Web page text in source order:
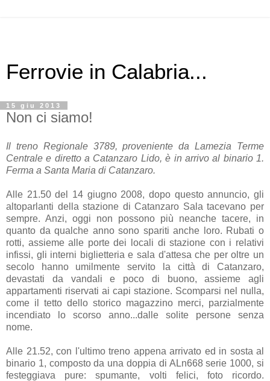
Ferrovie in Calabria...
15 giu 2013
Non ci siamo!
Il treno Regionale 3789, proveniente da Lamezia Terme
Centrale e diretto a Catanzaro Lido, è in arrivo al binario 1.
Ferma a Santa Maria di Catanzaro.
Alle 21.50 del 14 giugno 2008, dopo questo annuncio, gli
altoparlanti della stazione di Catanzaro Sala tacevano per
sempre. Anzi, oggi non possono più neanche tacere, in
quanto da qualche anno sono spariti anche loro. Rubati o
rotti, assieme alle porte dei locali di stazione con i relativi
infissi, gli interni biglietteria e sala d'attesa che per oltre un
secolo hanno umilmente servito la città di Catanzaro,
devastati da vandali e poco di buono, assieme agli
appartamenti riservati ai capi stazione. Scomparsi nel nulla,
come il tetto dello storico magazzino merci, parzialmente
incendiato lo scorso anno...dalle solite persone senza
nome.
Alle 21.52, con l'ultimo treno appena arrivato ed in sosta al
binario 1, composto da una doppia di ALn668 serie 1000, si
festeggiava pure: spumante, volti felici, foto ricordo.